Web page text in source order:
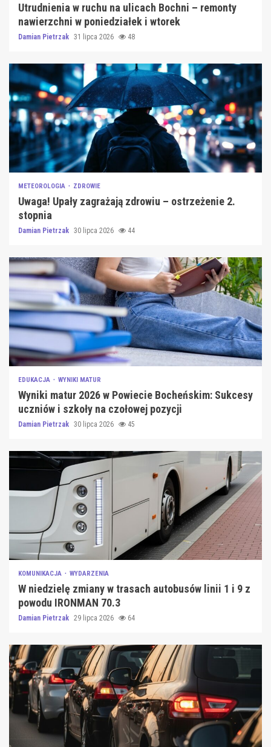
Utrudnienia w ruchu na ulicach Bochni – remonty
nawierzchni w poniedziałek i wtorek
Damian Pietrzak 31 lipca 2026 48
METEOROLOGIA ZDROWIE
Uwaga! Upały zagrażają zdrowiu – ostrzeżenie 2.
stopnia
Damian Pietrzak 30 lipca 2026 44
EDUKACJA WYNIKI MATUR
Wyniki matur 2026 w Powiecie Bocheńskim: Sukcesy
uczniów i szkoły na czołowej pozycji
Damian Pietrzak 30 lipca 2026 45
KOMUNIKACJA WYDARZENIA
W niedzielę zmiany w trasach autobusów linii 1 i 9 z
powodu IRONMAN 70.3
Damian Pietrzak 29 lipca 2026 64